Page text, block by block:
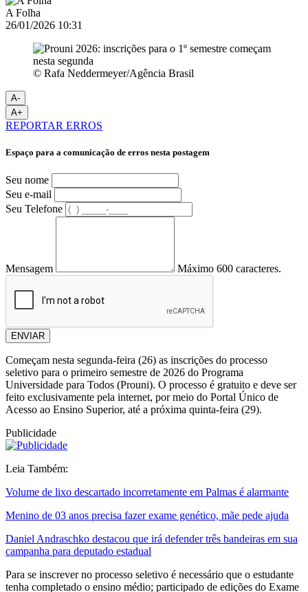
A Folha
26/01/2026 10:31
© Rafa Neddermeyer/Agência Brasil
A-
A+
REPORTAR ERROS
Espaço para a comunicação de erros nesta postagem
Seu nome
Seu e-mail
Seu Telefone
Mensagem Máximo 600 caracteres.
ENVIAR
Começam nesta segunda-feira (26) as inscrições do processo
seletivo para o primeiro semestre de 2026 do Programa
Universidade para Todos (Prouni). O processo é gratuito e deve ser
feito exclusivamente pela internet, por meio do Portal Único de
Acesso ao Ensino Superior, até a próxima quinta-feira (29).
Publicidade
Leia Também:
Volume de lixo descartado incorretamente em Palmas é alarmante
Menino de 03 anos precisa fazer exame genético, mãe pede ajuda
Daniel Andraschko destacou que irá defender três bandeiras em sua
campanha para deputado estadual
Para se inscrever no processo seletivo é necessário que o estudante
tenha completado o ensino médio; participado de edições do Exame